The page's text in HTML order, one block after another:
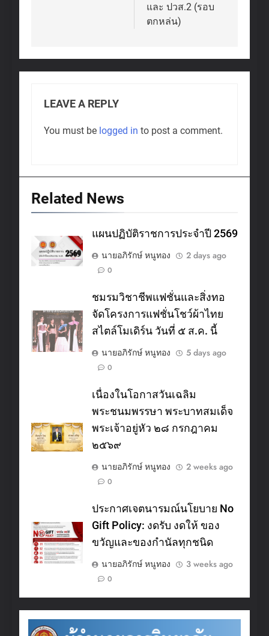
และ ปวส.2 (รอบ
ตกหล่น)
LEAVE A REPLY
You must be logged in to post a comment.
Related News
แผนปฏิบัติราชการประจำปี 2569
นายอภิรักษ์ หนูทอง
2 days ago
0
ชมรมวิชาชีพแฟชั่นและสิ่งทอ
จัดโครงการแฟชั่นโชว์ผ้าไทย
สไตล์โมเดิร์น วันที่ ๕ ส.ค. นี้
นายอภิรักษ์ หนูทอง
5 days ago
0
เนื่องในโอกาสวันเฉลิม
พระชนมพรรษา พระบาทสมเด็จ
พระเจ้าอยู่หัว ๒๘ กรกฎาคม
๒๕๖๙
นายอภิรักษ์ หนูทอง
2 weeks ago
0
ประกาศเจตนารมณ์นโยบาย No
Gift Policy: งดรับ งดให้ ของ
ขวัญและของกำนัลทุกชนิด
นายอภิรักษ์ หนูทอง
3 weeks ago
0